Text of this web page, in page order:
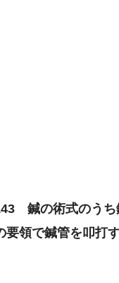
鍼の術式のうち
要領で鍼管を叩打